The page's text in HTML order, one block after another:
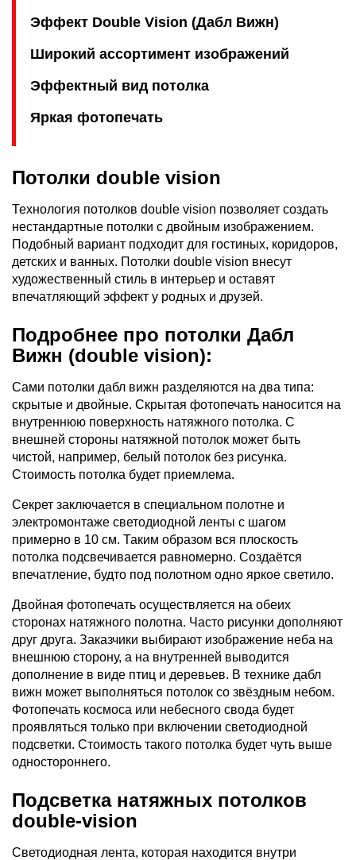
Эффект Double Vision (Дабл Вижн)
Широкий ассортимент изображений
Эффектный вид потолка
Яркая фотопечать
Потолки double vision
Технология потолков double vision позволяет создать
нестандартные потолки с двойным изображением.
Подобный вариант подходит для гостиных, коридоров,
детских и ванных. Потолки double vision внесут
художественный стиль в интерьер и оставят
впечатляющий эффект у родных и друзей.
Подробнее про потолки Дабл
Вижн (double vision):
Сами потолки дабл вижн разделяются на два типа:
скрытые и двойные. Скрытая фотопечать наносится на
внутреннюю поверхность натяжного потолка. С
внешней стороны натяжной потолок может быть
чистой, например, белый потолок без рисунка.
Стоимость потолка будет приемлема.
Секрет заключается в специальном полотне и
электромонтаже светодиодной ленты с шагом
примерно в 10 см. Таким образом вся плоскость
потолка подсвечивается равномерно. Создаётся
впечатление, будто под полотном одно яркое светило.
Двойная фотопечать осуществляется на обеих
сторонах натяжного полотна. Часто рисунки дополняют
друг друга. Заказчики выбирают изображение неба на
внешнюю сторону, а на внутренней выводится
дополнение в виде птиц и деревьев. В технике дабл
вижн может выполняться потолок со звёздным небом.
Фотопечать космоса или небесного свода будет
проявляться только при включении светодиодной
подсветки. Стоимость такого потолка будет чуть выше
одностороннего.
Подсветка натяжных потолков
double-vision
Светодиодная лента, которая находится внутри